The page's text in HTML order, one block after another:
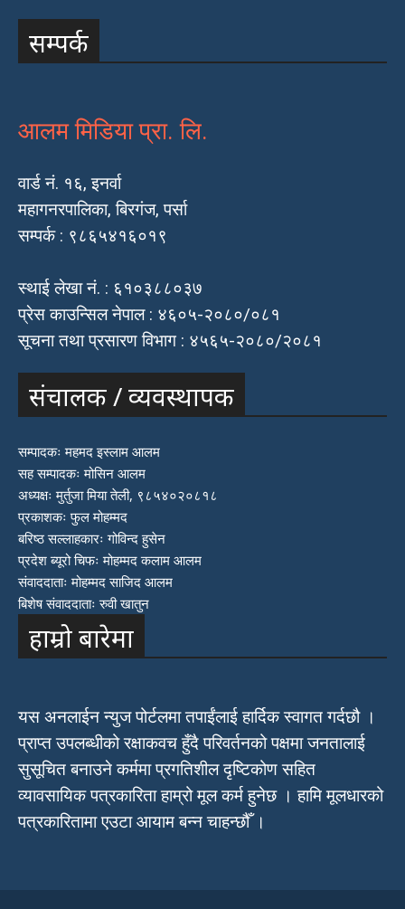
सम्पर्क
आलम मिडिया प्रा. लि.
वार्ड नं. १६, इनर्वा
महागनरपालिका, बिरगंज, पर्सा
सम्पर्क : ९८६५४१६०१९
स्थाई लेखा नं. : ६१०३८८०३७
प्रेस काउन्सिल नेपाल : ४६०५-२०८०/०८१
सूचना तथा प्रसारण विभाग : ४५६५-२०८०/२०८१
संचालक / व्यवस्थापक
सम्पादकः महमद इस्लाम आलम
सह सम्पादकः मोसिन आलम
अध्यक्षः मुर्तुजा मिया तेली, ९८५४०२०८१८
प्रकाशकः फुल मोहम्मद
बरिष्ठ सल्लाहकारः गोविन्द हुसेन
प्रदेश ब्यूरो चिफः मोहम्मद कलाम आलम
संवाददाताः मोहम्मद साजिद आलम
बिशेष संवाददाताः रुवी खातुन
हाम्रो बारेमा
यस अनलाईन न्युज पोर्टलमा तपाईंलाई हार्दिक स्वागत गर्दछौ ।
प्राप्त उपलब्धीको रक्षाकवच हुँदै परिवर्तनको पक्षमा जनतालाई
सुसूचित बनाउने कर्ममा प्रगतिशील दृष्टिकोण सहित
व्यावसायिक पत्रकारिता हाम्रो मूल कर्म हुनेछ । हामि मूलधारको
पत्रकारितामा एउटा आयाम बन्न चाहन्छौँ ।